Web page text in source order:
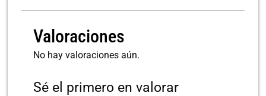
Valoraciones
No hay valoraciones aún.
Sé el primero en valorar